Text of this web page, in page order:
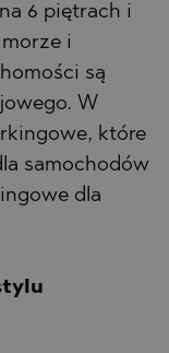
6 piętrach i
i
są
W
które
samochodów
dla